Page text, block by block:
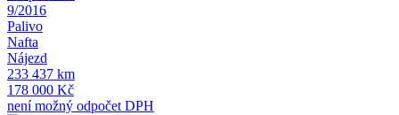
9/2016
Palivo
Nafta
Nájezd
233 437 km
178 000 Kč
není možný odpočet DPH